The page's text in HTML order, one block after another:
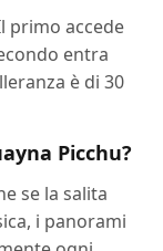
primo accede
entra
è di 30
Picchu?
se la salita
i panorami